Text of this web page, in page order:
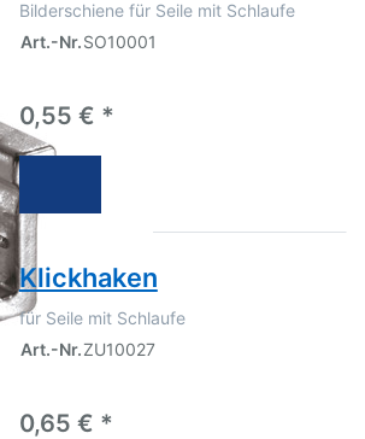
Bilderschiene für Seile mit Schlaufe
Art.-Nr.SO10001
0,55 € *
Klickhaken
für Seile mit Schlaufe
Art.-Nr.ZU10027
0,65 € *